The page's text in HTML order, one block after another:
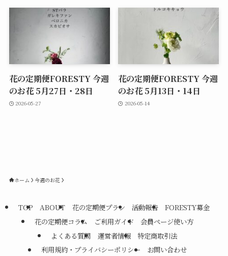
花の定期便FORESTY 今週
のお花 5月27日・28日
2026-05-27
花の定期便FORESTY 今週
のお花 5月13日・14日
2026-05-14
ホーム 今週のお花
TOP ABOUT 花の定期便プラン 活動報告
FORESTY募金
花の定期便コラム
ご利用ガイド
会員ページ使い方
よくある質問
運営者情報
特定商取引法
利用規約・プライバシーポリシー
お問い合わせ